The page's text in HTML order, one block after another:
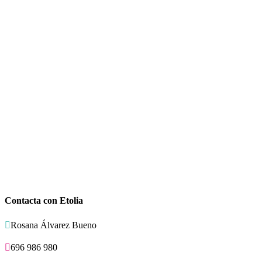
Contacta con Etolia
Rosana Álvarez Bueno
696 986 980